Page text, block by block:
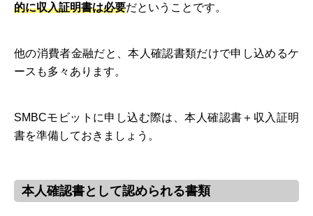
的に収入証明書は必要だということです。
他の消費者金融だと、本人確認書類だけで申し込めるケ
ースも多々あります。
SMBCモビットに申し込む際は、本人確認書＋収入証明
書を準備しておきましょう。
本人確認書として認められる書類